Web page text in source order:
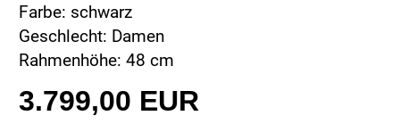
Farbe: schwarz
Geschlecht: Damen
Rahmenhöhe: 48 cm
3.799,00 EUR